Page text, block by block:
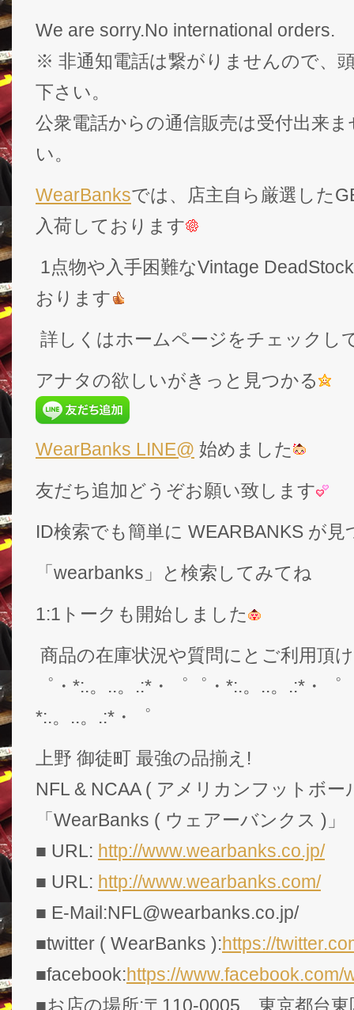
We are sorry.No international orders.
※ 非通知電話は繋がりませんので、
下さい。
公衆電話からの通信販売は受付出来
い。
WearBanksでは、店主自ら厳選した
入荷しております
1点物や入手困難なVintage
おります
詳しくはホームページをチェックし
アナタの欲しいがきっと見つかる
WearBanks LINE@ 始めました
友だち追加どうぞお願い致します
ID検索でも簡単に WEARBANKS が
「wearbanks」と検索してみてね
1:1トークも開始しました
商品の在庫状況や質問にとご利用頂
゜・*:.。..。.:*・゜゜・*:.。..。.:*・
*:.。..。.:*・゜
上野 御徒町 最強の品揃え!
NFL & NCAA ( アメリカンフットボー
「WearBanks ( ウェアーバンクス )」
■ URL: http://www.wearbanks.co.jp/
■ URL: http://www.wearbanks.com/
■ E-Mail:NFL@wearbanks.co.jp/
■twitter ( WearBanks ):https://
■facebook:https://www.facebook.com/
■お店の場所:〒110-0005 東京都台